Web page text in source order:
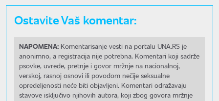
Ostavite Vaš komentar:
NAPOMENA: Komentarisanje vesti na portalu UNA.RS je
anonimno, a registracija nije potrebna. Komentari koji sadrže
psovke, uvrede, pretnje i govor mržnje na nacionalnoj,
verskoj, rasnoj osnovi ili povodom nečije seksualne
opredeljenosti neće biti objavljeni. Komentari odražavaju
stavove isključivo njihovih autora, koji zbog govora mržnje